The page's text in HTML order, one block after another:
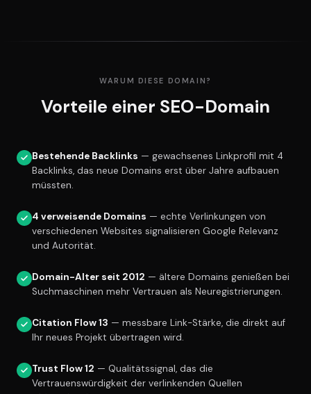
WARUM DIESE DOMAIN?
Vorteile einer SEO-Domain
Bestehende Backlinks — gewachsenes Linkprofil mit 4
Backlinks, das neue Domains erst über Jahre aufbauen
müssten.
4 verweisende Domains — echte Verlinkungen von
verschiedenen Websites signalisieren Google Relevanz
und Autorität.
Domain-Alter seit 2012 — ältere Domains genießen bei
Suchmaschinen mehr Vertrauen als Neuregistrierungen.
Citation Flow 13 — messbare Link-Stärke, die direkt auf
Ihr neues Projekt übertragen wird.
Trust Flow 12 — Qualitätssignal, das die
Vertrauenswürdigkeit der verlinkenden Quellen